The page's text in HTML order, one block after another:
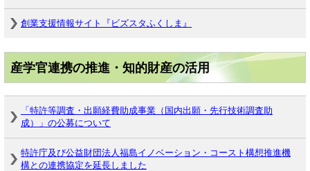
創業支援情報サイト『ビズスタふくしま』
産学官連携の推進・知的財産の活用
「特許等調査・出願経費助成事業（国内出願・先行技術調査助
成）」の公募について
特許庁及び公益財団法人福島イノベーション・コースト構想推進機
構との連携協定を延長しました